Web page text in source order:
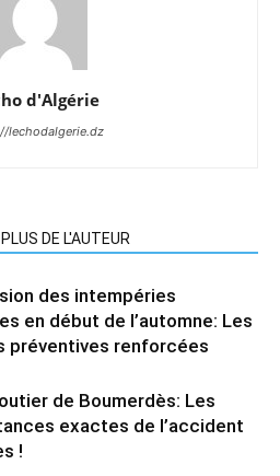
d'Algérie
lechodalgerie.dz
PLUS DE L'AUTEUR
des intempéries
en début de l’automne: Les
préventives renforcées
de Boumerdès: Les
exactes de l’accident
!